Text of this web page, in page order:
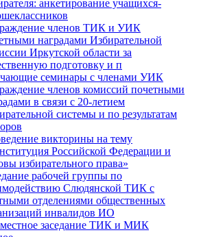
анкетирование учащихся-
членов ТИК и УИК
наградами Избирательной
Иркутской области за
подготовку и п
семинары с членами УИК
членов комиссий почетными
в связи с 20-летием
системы и по результатам
викторины на тему
Российской Федерации и
избирательного права»
рабочей группы по
Слюдянской ТИК с
отделениями общественных
инвалидов ИО
заседание ТИК и МИК